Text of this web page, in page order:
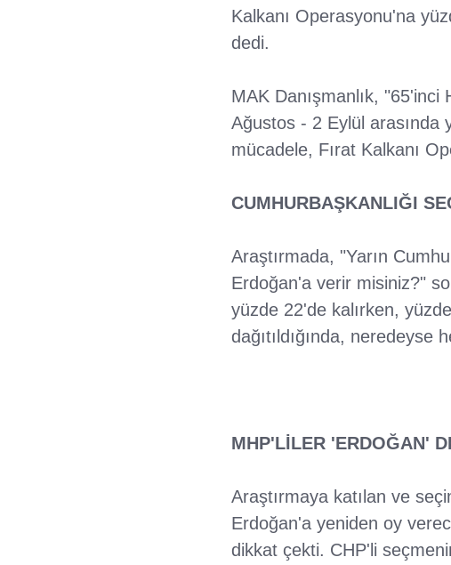
Kalkanı Operasyonu'na
dedi.
MAK Danışmanlık,
Ağustos - 2 Eylül arasında
mücadele, Fırat Kalkanı
CUMHURBAŞKANLIĞI
Araştırmada, "Yarın
Erdoğan'a verir misiniz?"
yüzde 22'de kalırken,
dağıtıldığında,
MHP'LİLER 'ERDOĞAN'
Araştırmaya katılan ve
Erdoğan'a yeniden oy
dikkat çekti. CHP'li